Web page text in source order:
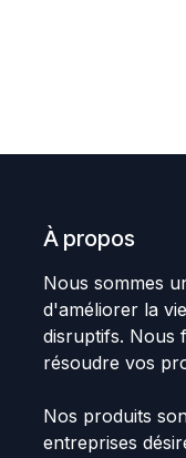
À propos
Nous sommes
d'améliorer la
disruptifs. Nous
résoudre vos
Nos produits
entreprises